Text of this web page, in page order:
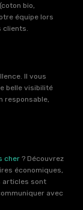
bio,
équipe lors
clients.
Il vous
belle visibilité
responsable,
cher ? Découvrez
économiques,
articles sont
avec